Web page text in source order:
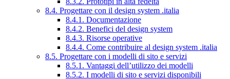
8.4. Progettare con il design system .italia
8.4.1. Documentazione
8.4.2. Benefici del design system
8.4.3. Risorse operative
8.4.4. Come contribuire al design system .italia
8.5. Progettare con i modelli di sito e servizi
8.5.1. Vantaggi dell’utilizzo dei modelli
8.5.2. I modelli di sito e servizi disponibili